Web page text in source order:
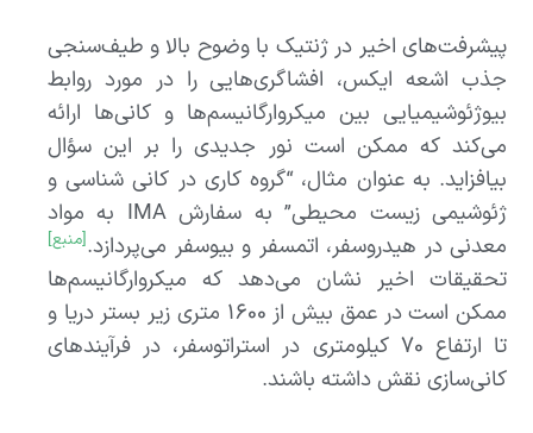
پیشرفت‌های اخیر در ژنتیک با وضوح بالا و طیف‌سنجی
جذب اشعه ایکس، افشاگری‌هایی را در مورد روابط
بیوژئوشیمیایی بین میکروارگانیسم‌ها و کانی‌ها ارائه
می‌کند که ممکن است نور جدیدی را بر این سؤال
بیافزاید. به عنوان مثال، “گروه کاری در کانی شناسی و
ژئوشیمی زیست محیطی” به سفارش IMA به مواد
معدنی در هیدروسفر، اتمسفر و بیوسفر می‌پردازد.[منبع]
تحقیقات اخیر نشان می‌دهد که میکروارگانیسم‌ها
ممکن است در عمق بیش از ۱۶۰۰ متری زیر بستر دریا و
تا ارتفاع ۷۰ کیلومتری در استراتوسفر، در فرآیندهای
کانی‌سازی نقش داشته باشند.